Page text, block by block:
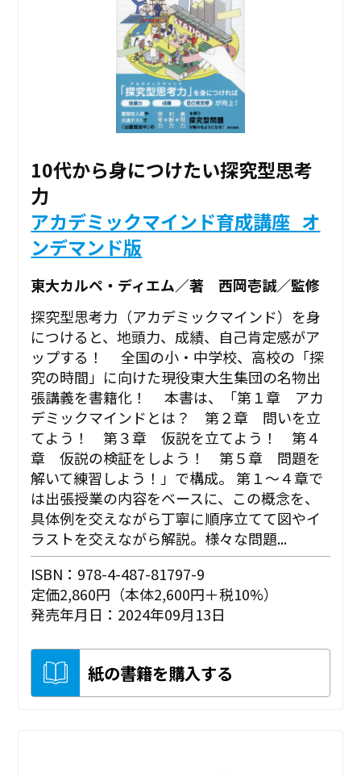
10代から身につけたい探究型思考
力
アカデミックマインド育成講座_オ
ンデマンド版
東大カルペ・ディエム／著 西岡壱誠／監修
探究型思考力（アカデミックマインド）を身
につけると、地頭力、成績、自己肯定感がア
ップする！ 全国の小・中学校、高校の「探
究の時間」に向けた現役東大生集団の名物出
張講義を書籍化！ 本書は、「第１章 アカ
デミックマインドとは？ 第２章 問いを立
てよう！ 第３章 仮説を立てよう！ 第４
章 仮説の検証をしよう！ 第５章 問題を
解いて練習しよう！」で構成。 第１～４章で
は出張授業の内容をベースに、この概念を、
具体例を交えながら丁寧に順序立てて図やイ
ラストを交えながら解説。様々な問題...
ISBN：978-4-487-81797-9
定価2,860円（本体2,600円＋税10%）
発売年月日：2024年09月13日
紙の書籍を購入する